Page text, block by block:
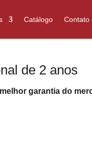
Catálogo Contato
de 2 anos
melhor garantia do